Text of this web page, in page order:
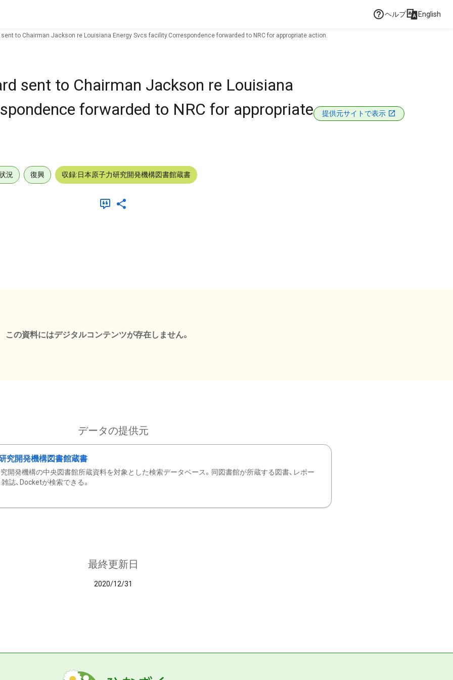
ヘルプ English
to Chairman Jackson re Louisiana Energy Svcs facility.Correspondence forwarded to NRC for appropriate action.
sent to Chairman Jackson re Louisiana
forwarded to NRC for appropriate
提供元サイトで表示
況 復興 収録:日本原子力研究開発機構図書館蔵書
この資料にはデジタルコンテンツが存在しません。
データの提供元
究開発機構図書館蔵書
開発機構の中央図書館所蔵資料を対象とした検索データベース。同図書館が所蔵する図書、レポー
雑誌、Docketが検索できる。
最終更新日
2020/12/31